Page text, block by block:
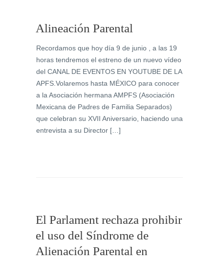
Alineación Parental
Recordamos que hoy día 9 de junio , a las 19
horas tendremos el estreno de un nuevo vídeo
del CANAL DE EVENTOS EN YOUTUBE DE LA
APFS.Volaremos hasta MÉXICO para conocer
a la Asociación hermana AMPFS (Asociación
Mexicana de Padres de Familia Separados)
que celebran su XVII Aniversario, haciendo una
entrevista a su Director […]
El Parlament rechaza prohibir
el uso del Síndrome de
Alienación Parental en